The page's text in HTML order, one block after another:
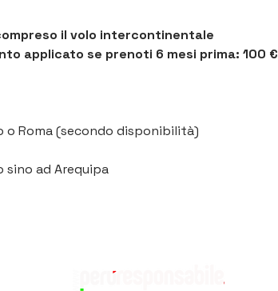
compreso il volo intercontinentale
applicato se prenoti 6 mesi prima: 100 €
o Roma (secondo disponibilità)
ad Arequipa